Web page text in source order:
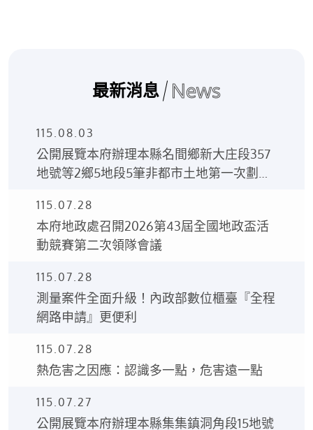
最新消息 News
115.08.03
公開展覽本府辦理本縣名間鄉新大庄段357
地號等2鄉5地段5筆非都市土地第一次劃定
區編定圖、土地使用編定清冊。
115.07.28
本府地政處召開2026第43屆全國地政盃活
動競賽第二次領隊會議
115.07.28
測量案件全面升級！內政部數位櫃臺『全程
網路申請』更便利
115.07.28
熱危害之因應：認識多一點，危害遠一點
115.07.27
公開展覽本府辦理本縣集集鎮洞角段15地號